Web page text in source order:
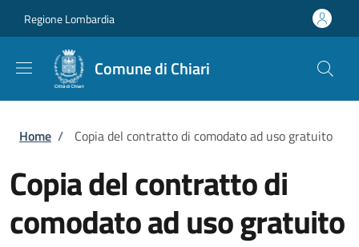
Regione Lombardia
Comune di Chiari
Briciole di pane
Home / Copia del contratto di comodato ad uso gratuito
Copia del contratto di
comodato ad uso gratuito